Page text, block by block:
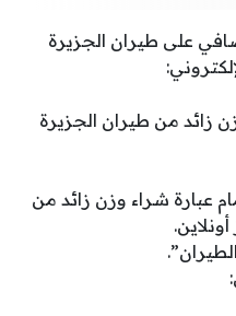
على طيران الجزيرة
زائد من طيران الجزيرة
عبارة شراء وزن زائد من